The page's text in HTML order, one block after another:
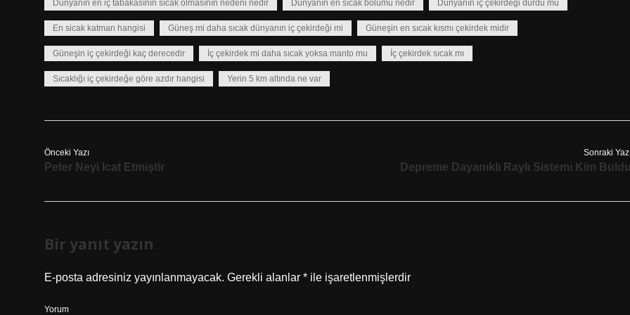
Dünyanın en iç tabakasının sıcak olmasının nedeni nedir Dünyanın en sıcak bölümü nedir Dünyanın iç çekirdeği durdu mu
En sicak katman hangisi Güneş mi daha sıcak dünyanın iç çekirdeği mi Güneşin en sıcak kısmı çekirdek midir
Güneşin iç çekirdeği kaç derecedir İç çekirdek mi daha sıcak yoksa manto mu İç çekirdek sıcak mı
Sıcaklığı iç çekirdeğe göre azdır hangisi Yerin 5 km altında ne var
Önceki Yazı
Peter Neyi Icat Etmiştir
Sonraki
Depreme Dayanıklı Raylı Sistemi Kim
Bir yanıt yazın
E-posta adresiniz yayınlanmayacak. Gerekli alanlar * ile işaretlenmişlerdir
Yorum